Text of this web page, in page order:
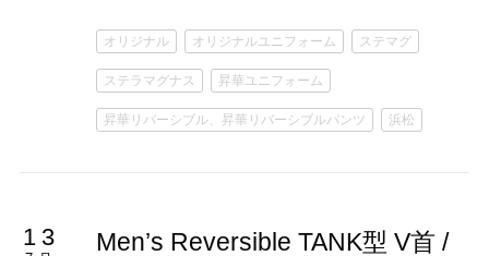
オリジナル オリジナルユニフォーム ステマグ
ステラマグナス 昇華ユニフォーム
昇華リバーシブル、昇華リバーシブルパンツ 浜松
13
Men’s Reversible TANK型 V首 /